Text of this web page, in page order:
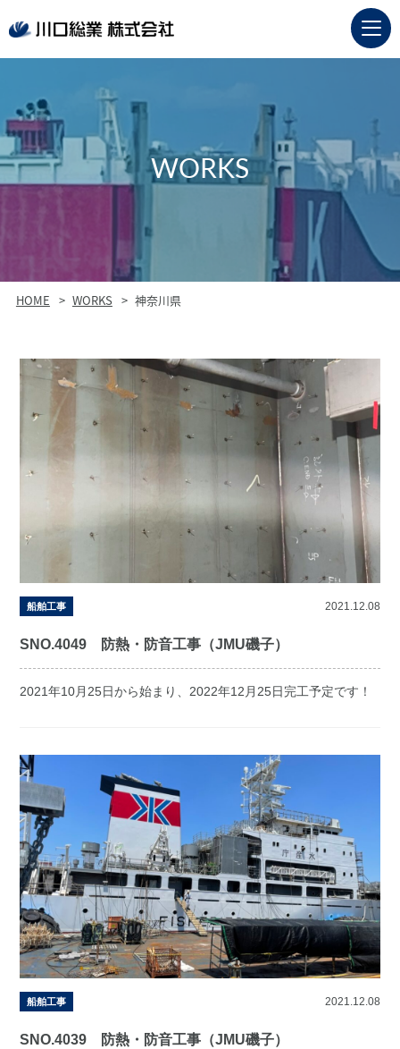
WORKS
HOME WORKS 神奈川県
船舶工事 2021.12.08
SNO.4049 防熱・防音工事（JMU磯子）
2021年10月25日から始まり、2022年12月25日完工予定です！
船舶工事 2021.12.08
SNO.4039 防熱・防音工事（JMU磯子）